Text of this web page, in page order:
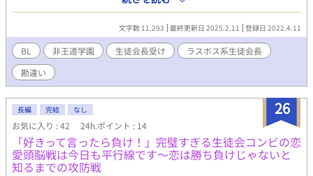
ず理想の会長となるべく努めてきた仁だったが、少々やり過ぎな
せいでいつの間にか大変なことになっていた＿＿＿＿＿。 これ
は、やりすぎちまった超絶カリスマ生徒会長とそんな彼の周囲の
お話である。
文字数 11,293 最終更新日 2025.2.11 登録日 2022.4.11
BL 非王道学園 生徒会長受け
ラスボス系生徒会長
勘違い
26
長編 完結 なし
お気に入り : 42 24h.ポイント : 14
「好きって言ったら負け！」完璧すぎる生徒会コンビの恋
愛頭脳戦は今日も平行線です～恋は勝ち負けじゃないと
知るまでの攻防戦